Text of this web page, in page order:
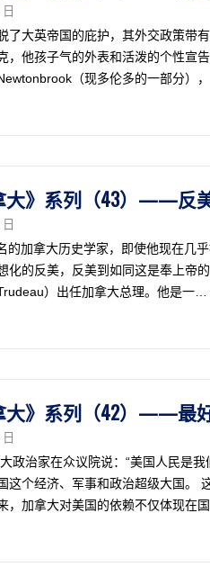
了大英帝国的庇护，其外交政策带
，他孩子气的外表和活泼的个性宣
（现多伦多的一部分）
大》系列（43）——反
加拿大历史学家，即使他现在几
化的反美，反美到如同这是奉上帝
）出任加拿大总理。他是一…
大》系列（42）——最
政治家在众议院说：“美国人民是
这个经济、军事和政治超级大国。
，加拿大对美国的依赖不仅体现在